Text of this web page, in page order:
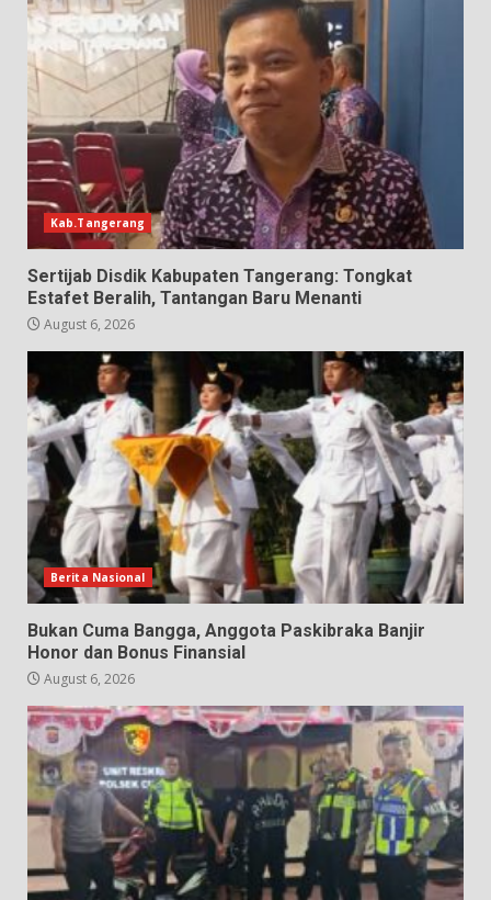
Kab.Tangerang
Sertijab Disdik Kabupaten Tangerang: Tongkat
Estafet Beralih, Tantangan Baru Menanti
August 6, 2026
Berita Nasional
Bukan Cuma Bangga, Anggota Paskibraka Banjir
Honor dan Bonus Finansial
August 6, 2026